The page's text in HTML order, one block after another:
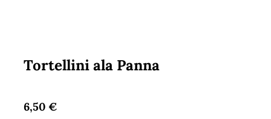
Tortellini ala Panna
6,50 €